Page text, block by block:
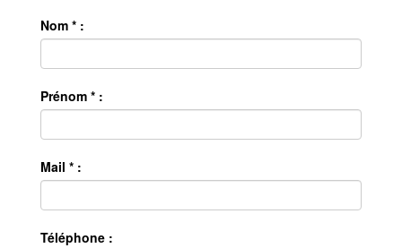
Nom * :
Prénom * :
Mail * :
Téléphone :